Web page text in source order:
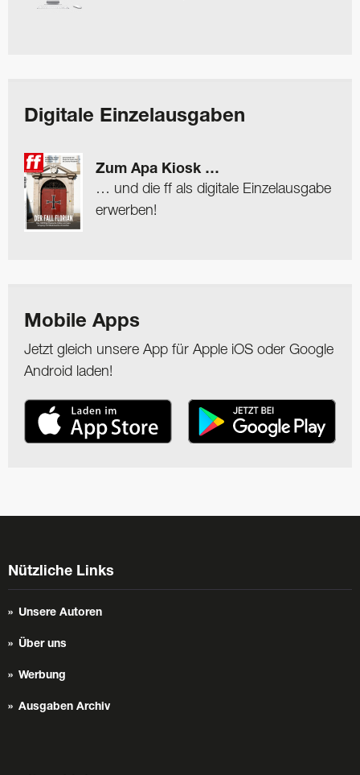
Digitale Einzelausgaben
Zum Apa Kiosk …
… und die ff als digitale Einzelausgabe
erwerben!
Mobile Apps
Jetzt gleich unsere App für Apple iOS oder Google
Android laden!
Nützliche Links
Unsere Autoren
Über uns
Werbung
Ausgaben Archiv